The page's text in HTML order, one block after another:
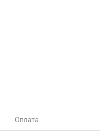
Оплата